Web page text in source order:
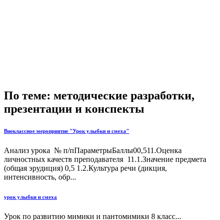
По теме: методические разработки,
презентации и конспекты
Внеклассное мероприятие "Урок улыбки и смеха"
Анализ урока № п/пПараметрыБаллы00,511.Оценка
личностных качеств преподавателя 11.1.Значение предмета
(общая эрудиция) 0,5 1.2.Культура речи (дикция,
интенсивность, обр...
урок улыбки и смеха
Урок по развитию мимики и пантомимики 8 класс...